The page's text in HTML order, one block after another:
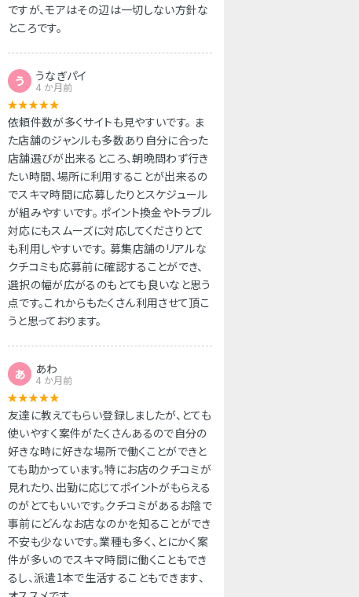
ですが、モアはその辺は一切しない方針な
ところです。
う うなぎパイ
4 か月前
依頼件数が多くサイトも見やすいです。 ま
た店舗のジャンルも多数あり自分に合った
店舗選びが出来るところ、朝晩問わず行き
たい時間、場所に利用することが出来るの
でスキマ時間に応募したりとスケジュール
が組みやすいです。 ポイント換金やトラブル
対応にもスムーズに対応してくださりとて
も利用しやすいです。 募集店舗のリアルな
クチコミも応募前に確認することができ、
選択の幅が広がるのもとても良いなと思う
点です。これからもたくさん利用させて頂こ
うと思っております。
あ あわ
4 か月前
友達に教えてもらい登録しましたが、とても
使いやすく案件がたくさんあるので自分の
好きな時に好きな場所で働くことができと
ても助かっています。特にお店のクチコミが
見れたり、出勤に応じてポイントがもらえる
のがとてもいいです。クチコミがあるお陰で
事前にどんなお店なのかを知ることができ
不安も少ないです。業種も多く、とにかく案
件が多いのでスキマ時間に働くこともでき
るし、派遣1本で生活することもできます、